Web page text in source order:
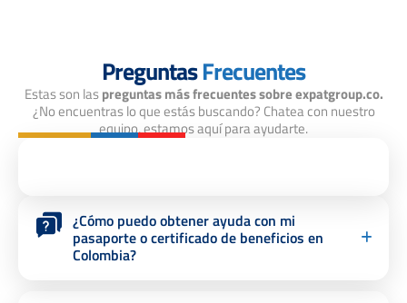
PreguntasFrecuentes
Estas son laspreguntas más frecuentes sobre expatgroup.co.
¿No encuentras lo que estás buscando? Chatea con nuestro
equipo, estamos aquí para ayudarte.
¿Cómo puedo obtener ayuda con mi
pasaporte o certificado de beneficios en
Colombia?